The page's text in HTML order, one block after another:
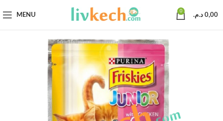
MENU
0
0,00 د.م.